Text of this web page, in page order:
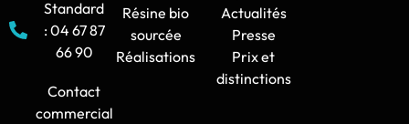
Standard
: 04 67 87
66 90
Contact
commercial
Résine bio
sourcée
Réalisations
Actualités
Presse
Prix et
distinctions